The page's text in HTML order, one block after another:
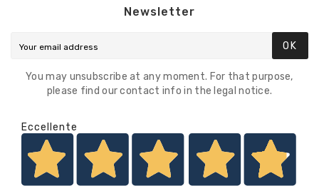
Newsletter
OK
You may unsubscribe at any moment. For that purpose,
please find our contact info in the legal notice.
Eccellente